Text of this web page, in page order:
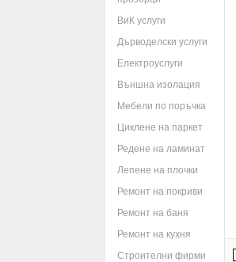
ВиК услуги
Дърводелски услуги
Електроуслуги
Външна изолация
Мебели по поръчка
Циклене на паркет
Редене на ламинат
Лепене на плочки
Ремонт на покриви
Ремонт на баня
Ремонт на кухня
Строителни фирми